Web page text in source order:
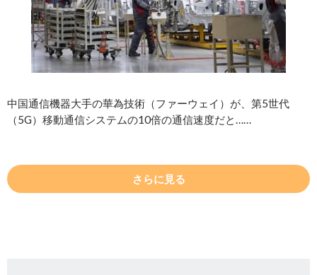
中国通信機器大手の華為技術（ファーウェイ）が、第5世代
（5G）移動通信システムの10倍の通信速度だと……
さらに見る